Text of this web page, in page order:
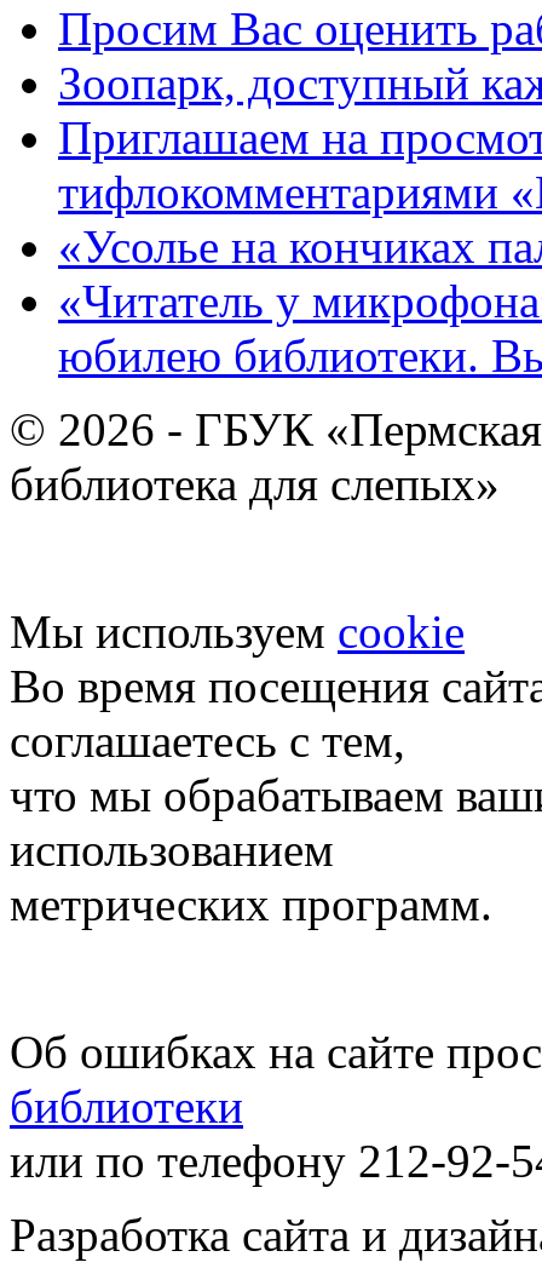
Просим Вас оценить
Зоопарк, доступный
Приглашаем на
тифлокомментариями
«Усолье на кончиках
«Читатель у
юбилею библиотеки.
© 2026 - ГБУК «Пермская
библиотека для слепых»
Мы используем cookie
Во время посещения
соглашаетесь с тем,
что мы обрабатываем
использованием
метрических программ.
Об ошибках на сайте
библиотеки
или по телефону 212-92-
Разработка сайта и